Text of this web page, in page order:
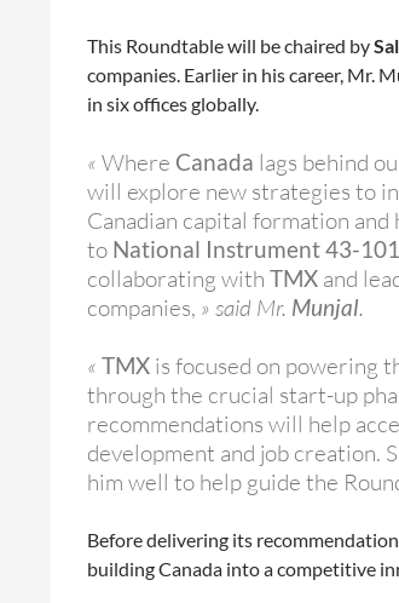
This Roundtable will be chaired by
companies. Earlier in his career, Mr.
in six offices globally.
« Where Canada lags behind
will explore new strategies to
Canadian capital formation
to National Instrument 43-101
collaborating with TMX and
companies, » said Mr. Munjal.
« TMX is focused on powering
through the crucial start-up
recommendations will help
development and job creation.
him well to help guide the
Before delivering its
building Canada into a competitive